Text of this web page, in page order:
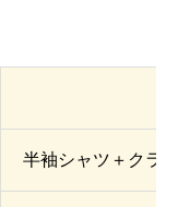
半袖シャツ＋クラ